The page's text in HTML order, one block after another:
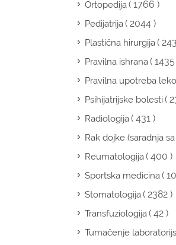
Ortopedija( 1766 )
Pedijatrija( 2044 )
Plastična hirurgija(
Pravilna ishrana(
Pravilna upotreba
Psihijatrijske bolesti(
Radiologija( 431 )
Rak dojke (saradnja
Reumatologija( 400 )
Sportska medicina(
Stomatologija( 2382 )
Transfuziologija( 42 )
Tumačenje